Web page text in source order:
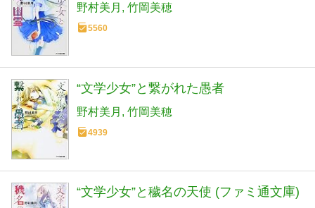
野村美月 竹岡美穂
5560
“文学少女”と繋がれた愚者
野村美月 竹岡美穂
4939
“文学少女”と穢名の天使 (ファミ通文庫)